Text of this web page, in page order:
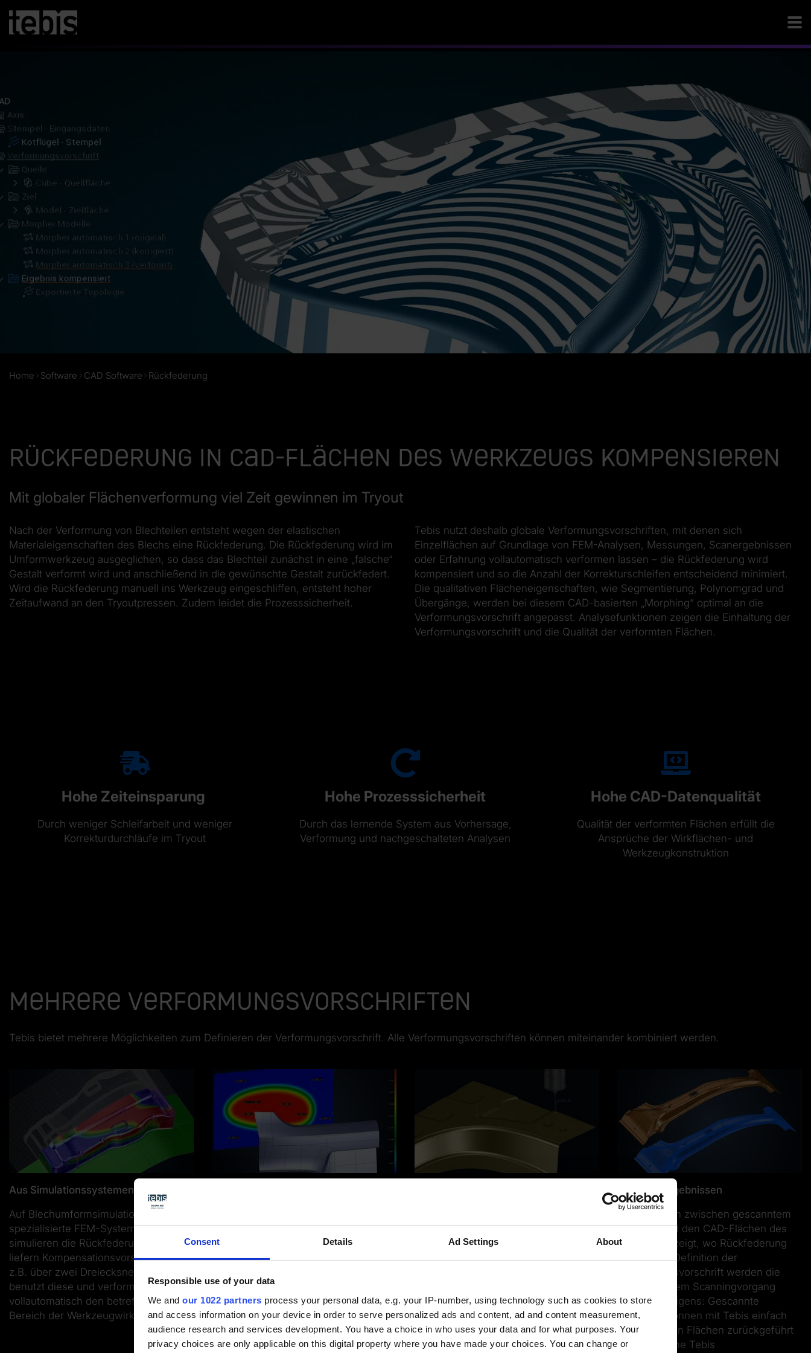
Consent Details Ad Settings About
Responsible use of your data
We and our 1022 partners process your personal data, e.g. your IP-number, using technology such as cookies to store
and access information on your device in order to serve personalized ads and content, ad and content measurement,
audience research and services development. You have a choice in who uses your data and for what purposes. Your
privacy choices are only applicable on this digital property where you have made your choices. You can change or
Home Software CAD Software Rückfederung
Rückfederung in CAD-Flächen des Werkzeugs kompensieren
Mit globaler Flächenverformung viel Zeit gewinnen im Tryout
Nach der Verformung von Blechteilen entsteht wegen der elastischen
Materialeigenschaften des Blechs eine Rückfederung. Die Rückfederung wird im
Umformwerkzeug ausgeglichen, so dass das Blechteil zunächst in eine „falsche“
Gestalt verformt wird und anschließend in die gewünschte Gestalt zurückfedert.
Wird die Rückfederung manuell ins Werkzeug eingeschliffen, entsteht hoher
Zeitaufwand an den Tryoutpressen. Zudem leidet die Prozesssicherheit.
Tebis nutzt deshalb globale Verformungsvorschriften, mit denen sich
Einzelflächen auf Grundlage von FEM-Analysen, Messungen, Scanergebnissen
oder Erfahrung vollautomatisch verformen lassen – die Rückfederung wird
kompensiert und so die Anzahl der Korrekturschleifen entscheidend minimiert.
Die qualitativen Flächeneigenschaften, wie Segmentierung, Polynomgrad und
Übergänge, werden bei diesem CAD-basierten „Morphing“ optimal an die
Verformungsvorschrift angepasst. Analysefunktionen zeigen die Einhaltung der
Verformungsvorschrift und die Qualität der verformten Flächen.
Hohe Zeiteinsparung
Durch weniger Schleifarbeit und weniger
Korrekturdurchläufe im Tryout
Hohe Prozesssicherheit
Durch das lernende System aus Vorhersage,
Verformung und nachgeschalteten Analysen
Hohe CAD-Datenqualität
Qualität der verformten Flächen erfüllt die
Ansprüche der Wirkflächen- und
Werkzeugkonstruktion
Mehrere Verformungsvorschriften
Tebis bietet mehrere Möglichkeiten zum Definieren der Verformungsvorschrift. Alle Verformungsvorschriften können miteinander kombiniert werden.
Aus Simulationssystemen
Auf Blechumformsimulation
spezialisierte FEM-Systeme
simulieren die Rückfederung und
liefern Kompensationsvorschriften,
z.B. über zwei Dreiecksnetze. Tebis
benutzt diese und verformt
vollautomatisch den betreffenden
Bereich der Werkzeugwirkfläche.
die Rückfederung des Blechs auswirkt
und mit welchen Maßnahme sie
kompensiert werden muss, legt man
über ein Ersatzflächenpaar an (zu
sehen im Hintergrund), das die
gewünschte Verformung repräsentiert.
Zudem können Vorschriften über
Vektoren und Rotation angegeben
Rückfederung am Versuchsbauteil
ermittelten Messpunkte, berechnet die
Abstände zum gewünschten Soll-
Aus Scanergebnissen
Der Vergleich zwischen gescanntem
Blechteil und den CAD-Flächen des
Werkzeugs zeigt, wo Rückfederung
erfolgt. Zur Definition der
Verformungsvorschrift werden die
Netze aus dem Scanningvorgang
benutzt. Übrigens: Gescannte
Blechteile können mit Tebis einfach
und schnell in Flächen zurückgeführt
werden (siehe Tebis